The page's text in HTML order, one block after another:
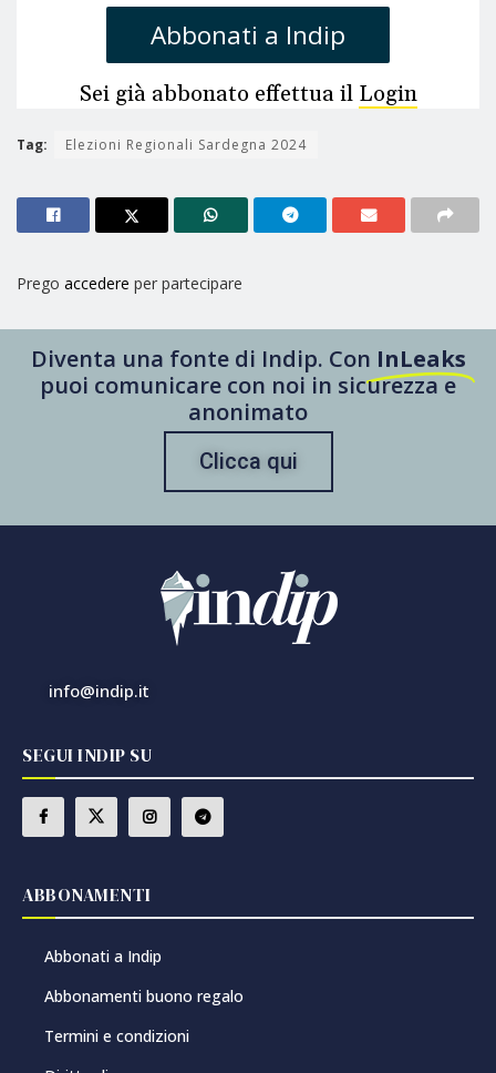
Abbonati a Indip
Sei già abbonato effettua il Login
Tag: Elezioni Regionali Sardegna 2024
Prego accedere per partecipare
Diventa una fonte di Indip. Con InLeaks
puoi comunicare con noi in sicurezza e
anonimato
Clicca qui
info@indip.it
SEGUI INDIP SU
ABBONAMENTI
Abbonati a Indip
Abbonamenti buono regalo
Termini e condizioni